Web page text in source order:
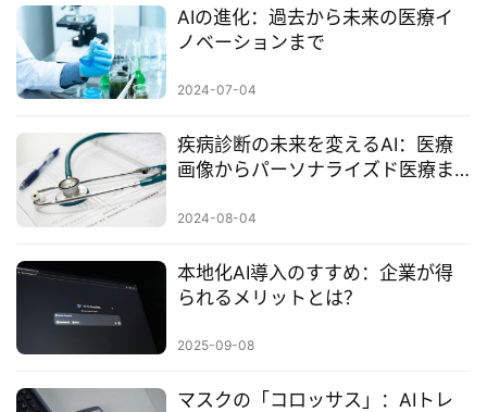
AIの進化：過去から未来の医療イ
ノベーションまで
2024-07-04
疾病診断の未来を変えるAI：医療
画像からパーソナライズド医療ま
2024-08-04
本地化AI導入のすすめ：企業が得
られるメリットとは？
2025-09-08
マスクの「コロッサス」：AIトレ